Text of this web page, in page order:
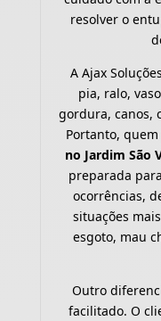
resolver o
A Ajax
pia, ralo,
gordura, canos,
Portanto,
no Jardim São
preparada
ocorrências,
situações
esgoto, mau
Outro
facilitado. O